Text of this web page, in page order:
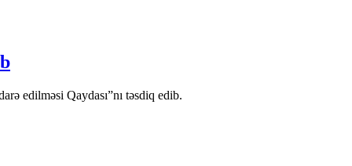
edilməsi Qaydası”nı təsdiq edib.